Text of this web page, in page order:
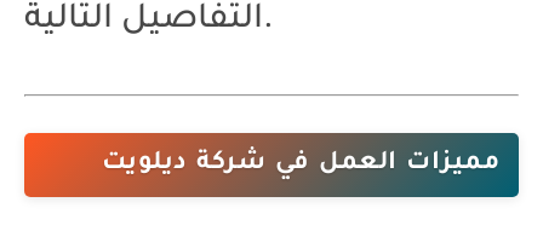
التفاصيل التالية.
مميزات العمل في شركة ديلويت